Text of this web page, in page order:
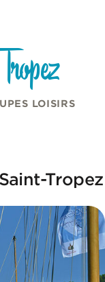
LOISIRS
Tropez